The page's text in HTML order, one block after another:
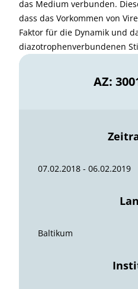
das Medium verbunden.
dass das Vorkommen von
Faktor für die Dynamik und
diazotrophenverbundenen
AZ:
07.02.2018 - 06.02.2019
Baltikum